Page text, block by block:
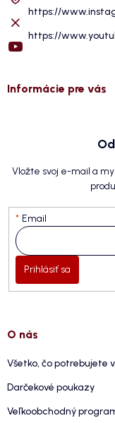
https://
https://
Informácie pre vás
Vložte svoj e-mail a
Email
Prihlásiť sa
O nás
Všetko, čo potrebujete
Darčekové poukazy
Veľkoobchodný